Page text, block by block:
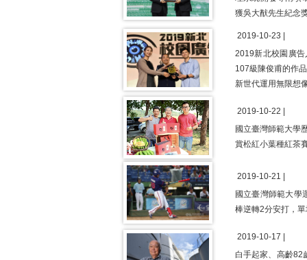
獲吳大猷先生紀念
2019-10-23 |
2019新北校園廣
107級陳俊甫的作
新世代運用無限想
2019-10-22 |
國立臺灣師範大學
賞松紅小葉種紅茶
2019-10-21 |
國立臺灣師範大學
棒逆轉2分安打，
2019-10-17 |
白手起家、高齡82